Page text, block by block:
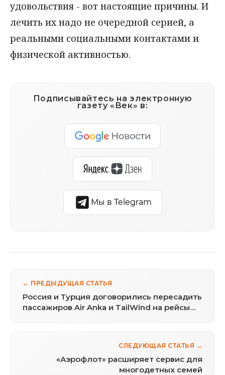
удовольствия - вот настоящие причины. И
лечить их надо не очередной серией, а
реальными социальными контактами и
физической активностью.
Подписывайтесь на электронную
газету «Век» в:
Мы в Telegram
← ПРЕДЫДУЩАЯ СТАТЬЯ
Россия и Турция договорились пересадить
пассажиров Air Anka и TailWind на рейсы
СЛЕДУЮЩАЯ СТАТЬЯ →
«Аэрофлот» расширяет сервис для
многодетных семей